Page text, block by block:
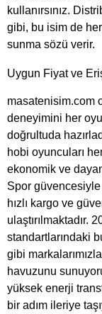
kullanırsınız.
gibi, bu isim de her
sunma sözü verir.
Uygun Fiyat ve
masatenisim.com
deneyimini her
doğrultuda
hobi oyuncuları
ekonomik ve
Spor
hızlı kargo ve
ulaştırılmaktadır.
standartlarındaki
gibi
havuzunu
yüksek enerji
bir adım ileriye